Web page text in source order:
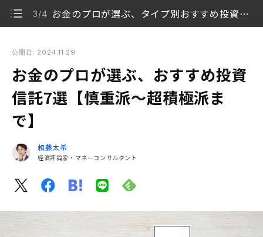
3/4 お金のプロが選ぶ、タイプ別おすすめ投資信託
まで】
1/4 投資信託の9割は損をする？
2/4 本当に儲かる投資信託を選ぶ7つの基準
4/4 資産形成に取り組みましょう！
公開日: 2024.11.29
お金のプロが選ぶ、おすすめ投資
信託7選【慎重派〜超積極派ま
で】
頼藤太希
経済評論家・マネーコンサルタント